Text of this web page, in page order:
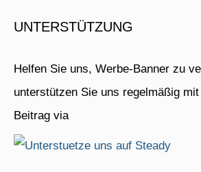
UNTERSTÜTZUNG
Helfen Sie uns, Werbe-Banner zu
unterstützen Sie uns regelmäßig
Beitrag via